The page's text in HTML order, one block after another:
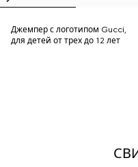
Джемпер с логотипом Gucci,
для детей от трех до 12 лет